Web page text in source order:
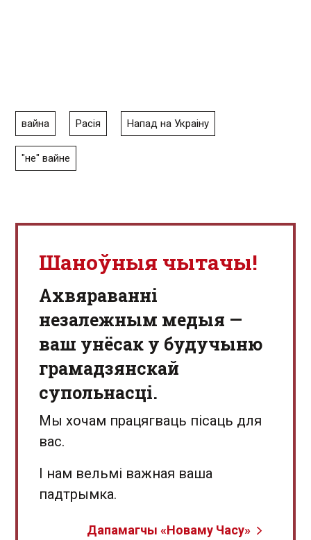
вайна Расія Напад на Украіну
"не" вайне
Шаноўныя чытачы!
Aхвяраванні
незалежным медыя —
ваш унёсак у будучыню
грамадзянскай
супольнасці.
Мы хочам працягваць пісаць для
вас.
І нам вельмі важная ваша
падтрымка.
Дапамагчы «Новаму Часу»